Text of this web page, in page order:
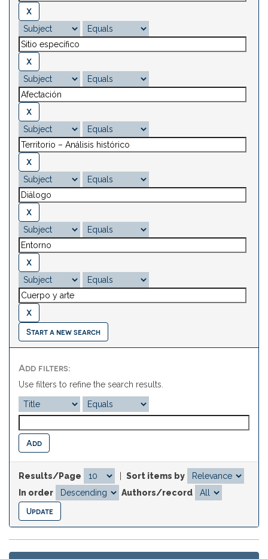
Start a new search
Add filters:
Use filters to refine the search results.
Results/Page
Sort items by
In order
Authors/record